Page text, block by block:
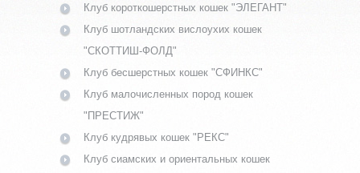
Клуб короткошерстных кошек "ЭЛЕГАНТ"
Клуб шотландских вислоухих кошек
"СКОТТИШ-ФОЛД"
Клуб бесшерстных кошек "СФИНКС"
Клуб малочисленных пород кошек
"ПРЕСТИЖ"
Клуб кудрявых кошек "РЕКС"
Клуб сиамских и ориентальных кошек